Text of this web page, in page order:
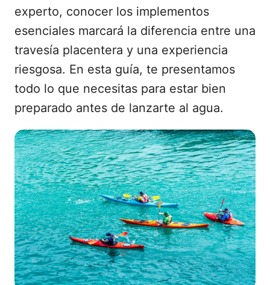
experto, conocer los implementos
esenciales marcará la diferencia entre una
travesía placentera y una experiencia
riesgosa. En esta guía, te presentamos
todo lo que necesitas para estar bien
preparado antes de lanzarte al agua.